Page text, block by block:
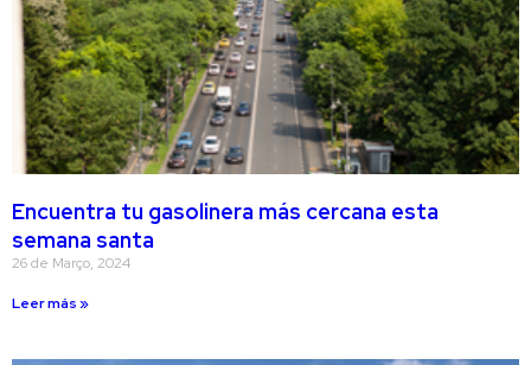
Encuentra tu gasolinera más cercana esta
semana santa
26 de Março, 2024
Leer más »